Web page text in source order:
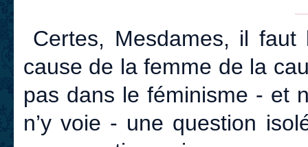
Certes, Mesdames, il
cause de la femme de la
pas dans le féminisme - et
n’y voie - une question